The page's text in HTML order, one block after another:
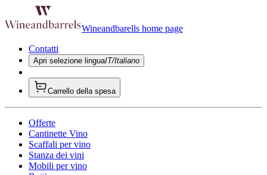
Wineandbarells home page
Contatti
Apri selezione linguaIT/Italiano
Carrello della spesa
Offerte
Cantinette Vino
Scaffali per vino
Stanza dei vini
Mobili per vino